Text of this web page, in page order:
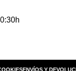
ENVÍOS Y